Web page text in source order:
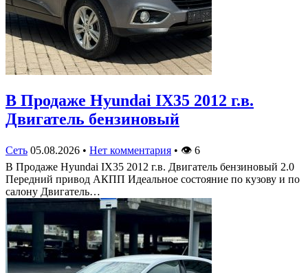
В Продаже Hyundai IX35 2012 г.в.
Двигатель бензиновый
Сеть 05.08.2026 • Нет комментария • 👁 6
В Продаже Hyundai IX35 2012 г.в. Двигатель бензиновый 2.0
Передний привод АКПП Идеальное состояние по кузову и по
салону Двигатель…